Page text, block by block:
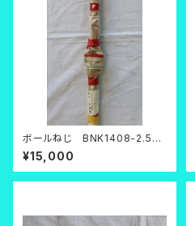
ボールねじ BNK1408-2.5RR
G0+591LC3
¥15,000